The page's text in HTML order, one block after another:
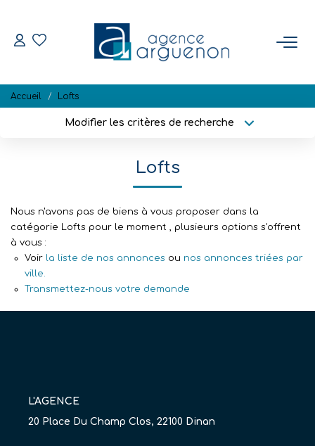
Estimation
Biens Vendus
NOTRE RÉGION
Accueil Lofts
Modifier les critères de recherche
Plus de critères Créer une alerte
Lofts
Nous n'avons pas de biens à vous proposer dans la
catégorie Lofts pour le moment , plusieurs options s'offrent
à vous :
Voir la liste de nos annonces ou nos annonces triées par
ville.
Transmettez-nous votre demande
L'AGENCE
20 Place Du Champ Clos, 22100 Dinan